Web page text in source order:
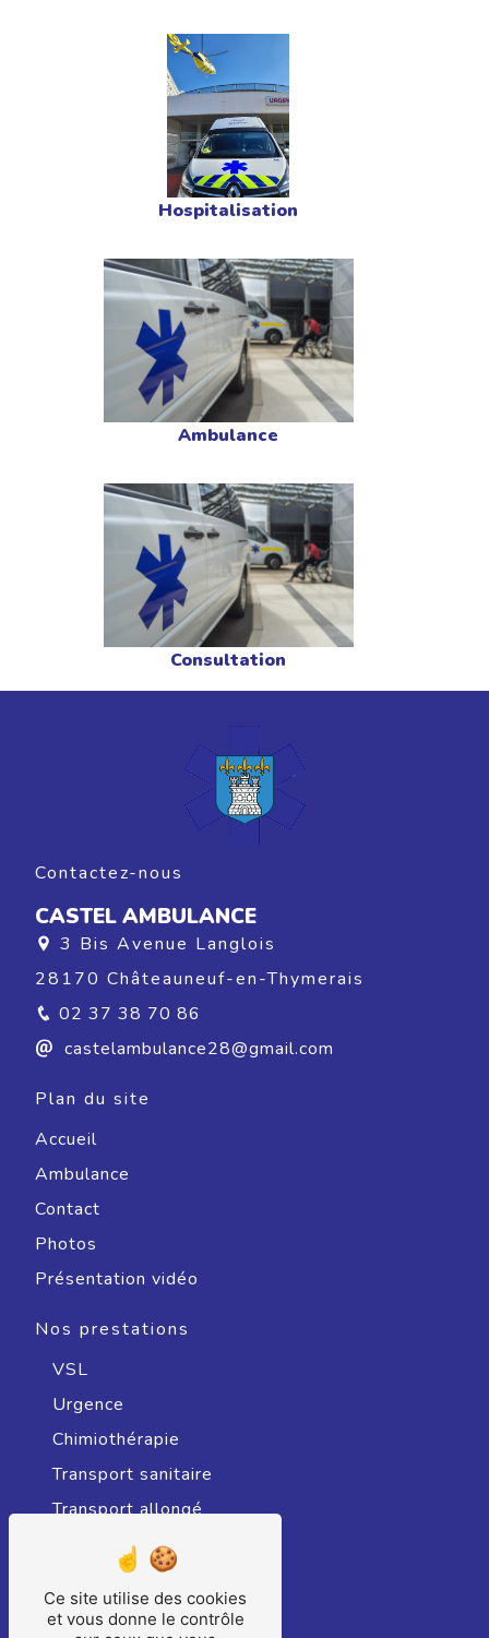
Hospitalisation
Ambulance
Consultation
Contactez-nous
CASTEL AMBULANCE
3 Bis Avenue Langlois
28170 Châteauneuf-en-Thymerais
02 37 38 70 86
castelambulance28@gmail.com
Plan du site
Accueil
Ambulance
Contact
Photos
Présentation vidéo
Nos prestations
VSL
Urgence
Chimiothérapie
Transport sanitaire
Transport allongé
Radiothérapie
Transport sanitaire assis
Hospitalisation
Ce site utilise des cookies
et vous donne le contrôle